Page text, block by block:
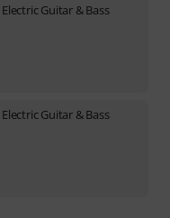
Electric Guitar & Bass
Electric Guitar & Bass